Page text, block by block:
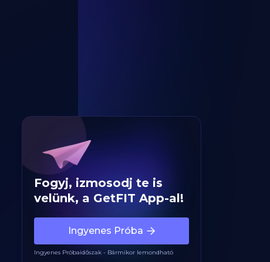
Fogyj, izmosodj te is
velünk, a GetFIT App-al!
Ingyenes Próba
Ingyenes Próbaidőszak - Bármikor lemondható